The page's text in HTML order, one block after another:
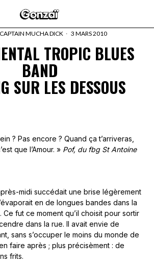
CAPTAIN MUCHA DICK 3 MARS 2010
TROPIC BLUES
BAND
SUR LES DESSOUS
? Pas encore ? Quand ça t’arriveras,
que l’Amour. » Pof, du fbg St Antoine
midi succédait une brise légèrement
en de longues bandes dans la
Ce fut ce moment qu’il choisit pour sortir
dans la rue. Il avait envie de
sans s’occuper le moins du monde de
faire après ; plus précisèment : de
frits.